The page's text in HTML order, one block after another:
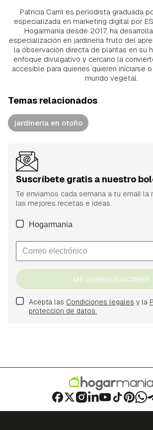
Patricia Carril es periodista graduada
especializada en marketing digital por
Hogarmanía desde 2017, ha
especialización en jardinería fruto del
la observación directa de plantas en su
enfoque divulgativo y cercano la
accesible para quienes quieren iniciarse
mundo vegetal.
Temas relacionados
jardinería en otoño
Suscríbete gratis a nuestro
Te enviamos cada semana a tu email
las mejores recetas e ideas.
Hogarmania
ME QUIERO SUSCRIBIR
Acepta las Condiciones legales y la
protección de datos.